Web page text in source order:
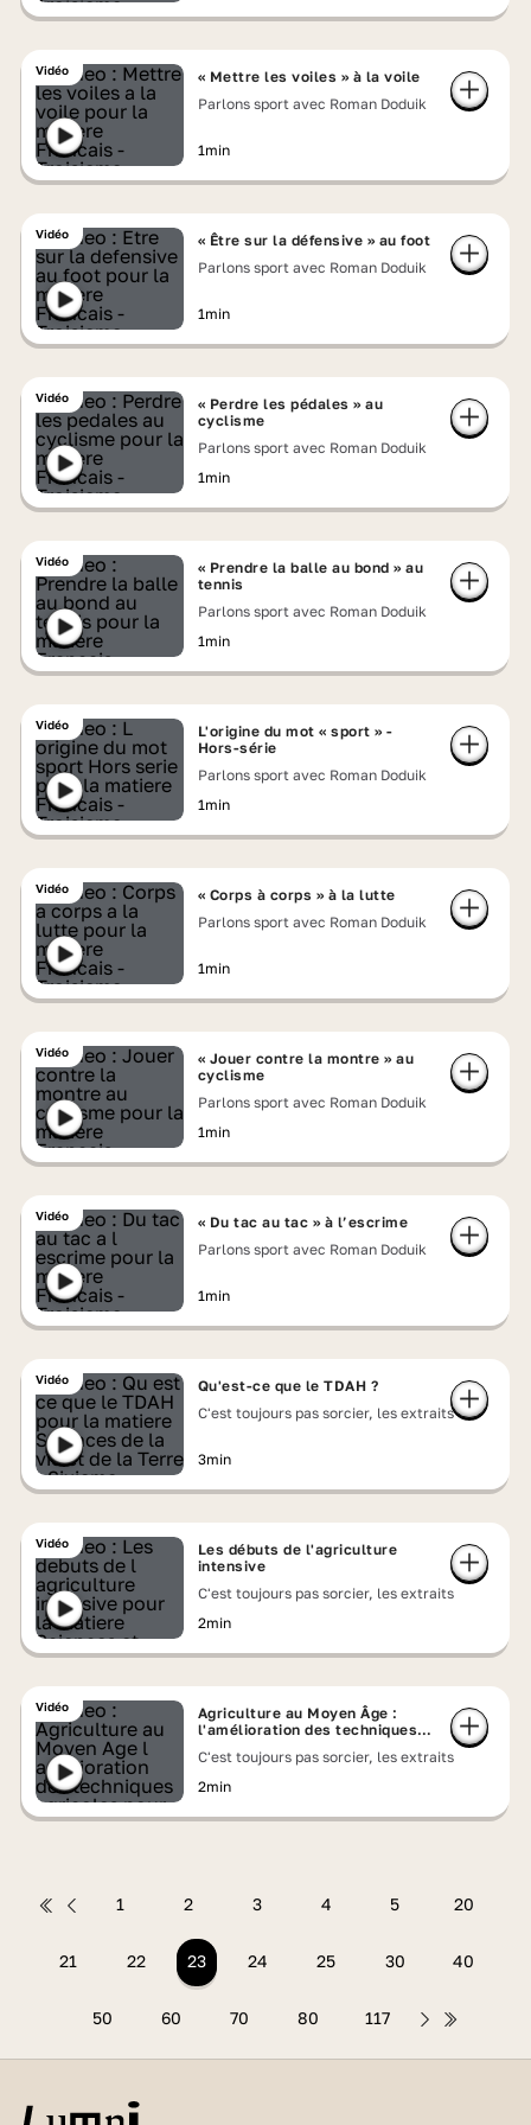
Vidéo
« Mettre les voiles » à la voile
Parlons sport avec Roman Doduik
1min
Vidéo
« Être sur la défensive » au foot
Parlons sport avec Roman Doduik
1min
Vidéo
« Perdre les pédales » au
cyclisme
Parlons sport avec Roman Doduik
1min
Vidéo
« Prendre la balle au bond » au
tennis
Parlons sport avec Roman Doduik
1min
Vidéo
L'origine du mot « sport » -
Hors-série
Parlons sport avec Roman Doduik
1min
Vidéo
« Corps à corps » à la lutte
Parlons sport avec Roman Doduik
1min
Vidéo
« Jouer contre la montre » au
cyclisme
Parlons sport avec Roman Doduik
1min
Vidéo
« Du tac au tac » à l’escrime
Parlons sport avec Roman Doduik
1min
Vidéo
Qu'est-ce que le TDAH ?
C'est toujours pas sorcier, les extraits
3min
Vidéo
Les débuts de l'agriculture
intensive
C'est toujours pas sorcier, les extraits
2min
Vidéo
Agriculture au Moyen Âge :
l'amélioration des techniques
C'est toujours pas sorcier, les extraits
2min
1 2 3 4 5 20
21 22 23 24 25 30 40
50 60 70 80 117